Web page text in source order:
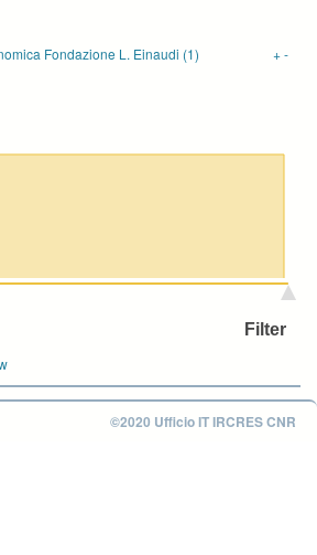
Fondazione L. Einaudi (1) +-
©2020 Ufficio IT IRCRES CNR